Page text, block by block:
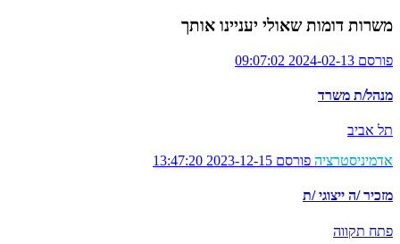
משרות דומות שאולי יעניינו אותך
פורסם 2024-02-13 09:07:02
מנהל/ת משרד
תל אביב
אדמיניסטרציה פורסם 2023-12-15 13:47:20
מזכיר /ה ייצוגי /ת
פתח תקווה